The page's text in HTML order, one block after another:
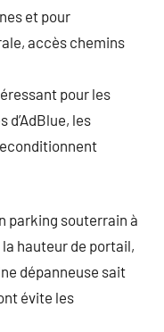
et pour
accès chemins
pour les
d’AdBlue, les
parking souterrain à
hauteur de portail,
dépanneuse sait
évite les